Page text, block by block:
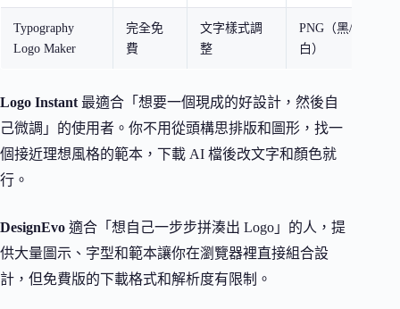
Typography
Logo Maker
完全免
費
文字樣式調
整
PNG（黑/
白）
Logo Instant 最適合「想要一個現成的好設計，然後自
己微調」的使用者。你不用從頭構思排版和圖形，找一
個接近理想風格的範本，下載 AI 檔後改文字和顏色就
行。
DesignEvo 適合「想自己一步步拼湊出 Logo」的人，提
供大量圖示、字型和範本讓你在瀏覽器裡直接組合設
計，但免費版的下載格式和解析度有限制。